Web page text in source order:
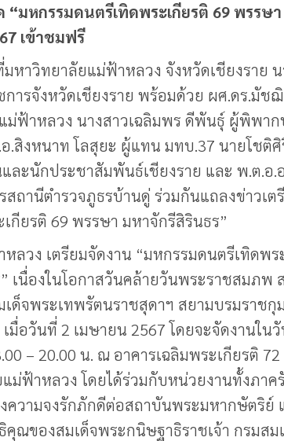
“มหกรรมดนตรีเทิดพระเกียรติ 69 พรรษ
เข้าชมฟรี
หาวิทยาลัยแม่ฟ้าหลวง จังหวัดเชียงราย
ารจังหวัดเชียงราย พร้อมด้วย ผศ.ดร.มัช
ม่ฟ้าหลวง นางสาวเฉลิมพร ดีพันธุ์ ผู้พิพา
.สิงหนาท โลสุยะ ผู้แทน มทบ.37 นายโชติศิ
ละนักประชาสัมพันธ์เชียงราย และ พ.ต.อ.
ถานีตำรวจภูธรบ้านดู่ ร่วมกันแถลงข่าวเต
กียรติ 69 พรรษา มหาจักรีสิรินธร”
ลวง เตรียมจัดงาน “มหกรรมดนตรีเทิดพร
เนื่องในโอกาสวันคล้ายวันพระราชสมภพ
ด็จพระเทพรัตนราชสุดาฯ สยามบรมราชกุ
อวันที่ 2 เมษายน 2567 โดยจะจัดงานในวั
– 20.00 น. ณ อาคารเฉลิมพระเกียรติ
ม่ฟ้าหลวง โดยได้ร่วมกับหน่วยงานทั้งภาค
ความจงรักภักดีต่อสถาบันพระมหากษัตริย์
ณของสมเด็จพระกนิษฐาธิราชเจ้า กรมสม